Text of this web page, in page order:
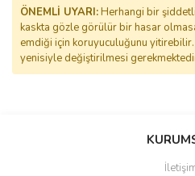
ÖNEMLİ UYARI:Herhangi bir
kaskta gözle görülür bir hasar
emdiği için koruyuculuğunu yitirebilir.
yenisiyle değiştirilmesi
Bu ürüne ilk
Ürün hakkında henüz
Sitemize ilk